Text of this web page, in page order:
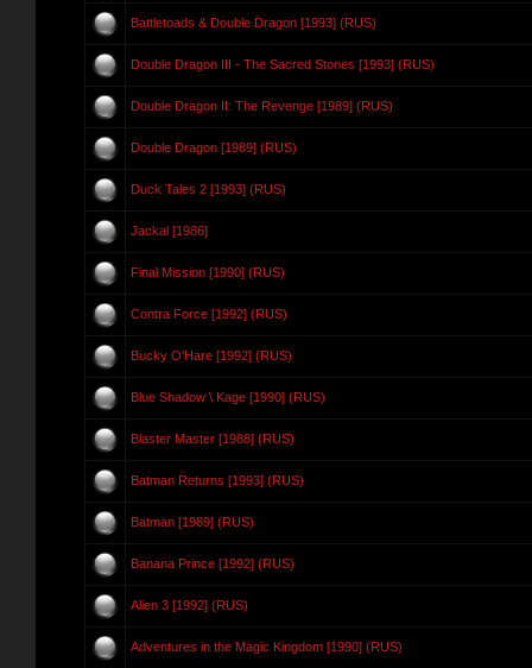
Battletoads & Double Dragon [1993] (RUS)
Double Dragon III - The Sacred Stones [1993] (RUS)
Double Dragon II: The Revenge [1989] (RUS)
Double Dragon [1989] (RUS)
Duck Tales 2 [1993] (RUS)
Jackal [1986]
Final Mission [1990] (RUS)
Contra Force [1992] (RUS)
Bucky O'Hare [1992] (RUS)
Blue Shadow \ Kage [1990] (RUS)
Blaster Master [1988] (RUS)
Batman Returns [1993] (RUS)
Batman [1989] (RUS)
Banana Prince [1992] (RUS)
Alien 3 [1992] (RUS)
Adventures in the Magic Kingdom [1990] (RUS)